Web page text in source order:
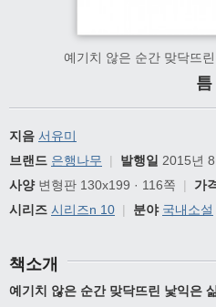
예기치 않은 순간 맞닥뜨
틈
지음 서유미
브랜드 은행나무 | 발행일 2015년
사양변형판 130x199 · 116쪽 | 가격
시리즈 시리즈n 10 | 분야 국내소설
책소개
예기치 않은 순간 맞닥뜨린 낯익은